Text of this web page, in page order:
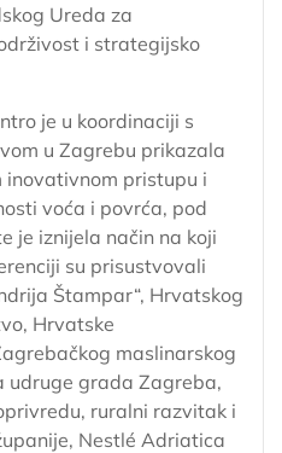
Ureda za
i strategijsko
je u koordinaciji s
u Zagrebu prikazala
inovativnom pristupu i
voća i povrća, pod
je iznijela način na koji
su prisustvovali
Štampar“, Hrvatskog
Hrvatske
maslinarskog
udruge grada Zagreba,
ruralni razvitak i
Nestlé Adriatica